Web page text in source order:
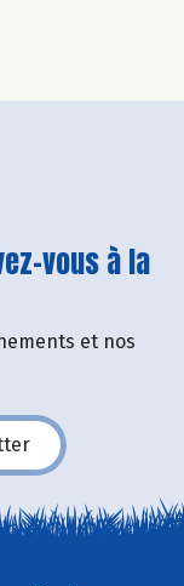
vous à la
et nos